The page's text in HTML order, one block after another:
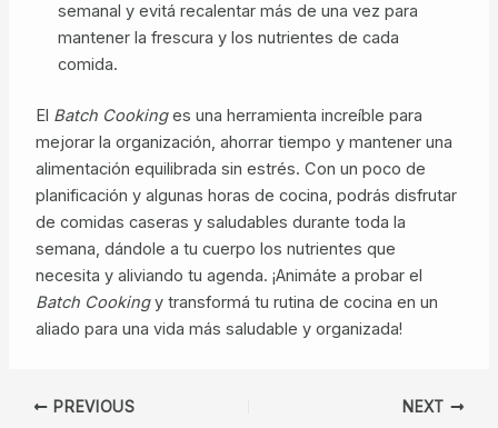
semanal y evitá recalentar más de una vez para
mantener la frescura y los nutrientes de cada
comida.
El Batch Cookinges una herramienta increíble para
mejorar la organización, ahorrar tiempo y mantener una
alimentación equilibrada sin estrés. Con un poco de
planificación y algunas horas de cocina, podrás disfrutar
de comidas caseras y saludables durante toda la
semana, dándole a tu cuerpo los nutrientes que
necesita y aliviando tu agenda. ¡Animáte a probar el
Batch Cookingy transformá tu rutina de cocina en un
aliado para una vida más saludable y organizada!
Post
PREVIOUS NEXT